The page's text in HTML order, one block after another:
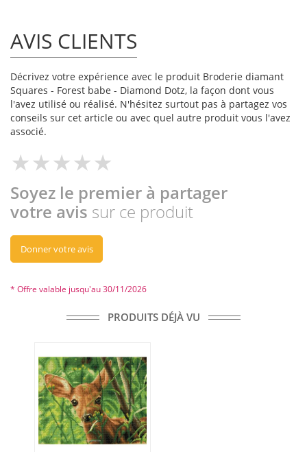
AVIS CLIENTS
Décrivez votre expérience avec le produit Broderie diamant
Squares - Forest babe - Diamond Dotz, la façon dont vous
l'avez utilisé ou réalisé. N'hésitez surtout pas à partagez vos
conseils sur cet article ou avec quel autre produit vous l'avez
associé.
Soyez le premier à partager
votre avis sur ce produit
Donner votre avis
* Offre valable jusqu'au 30/11/2026
PRODUITS DÉJÀ VU